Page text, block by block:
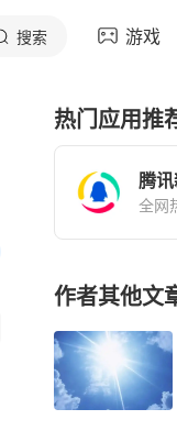
搜索 游戏
热门应用推
腾
全网
作者其他文